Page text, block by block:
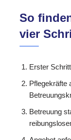
So
vier
Erster
Pflegekräfte
Betreuung